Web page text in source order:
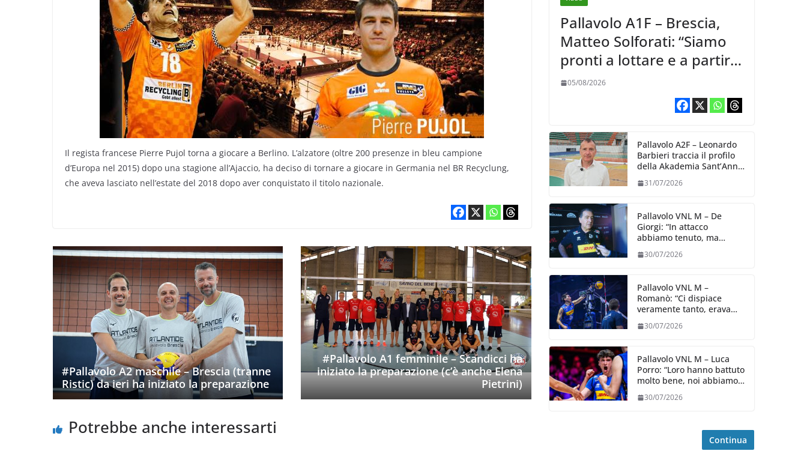
Il regista francese Pierre Pujol torna a giocare a Berlino. L’alzatore (oltre 200 presenze in bleu campione
d’Europa nel 2015) dopo una stagione all’Ajaccio, ha deciso di tornare a giocare in Germania nel BR Recyclung,
che aveva lasciato nell’estate del 2018 dopo aver conquistato il titolo nazionale.
#Pallavolo A2 maschile – Brescia (tranne
Ristic) da ieri ha iniziato la preparazione
#Pallavolo A1 femminile – Scandicci ha
iniziato la preparazione (c’è anche Elena
Pietrini)
Potrebbe anche interessarti
Pallavolo A1F – Brescia,
Matteo Solforati: “Siamo
pronti a lottare e a partire
carichi sin dal primo
05/08/2026
Pallavolo A2F – Leonardo
Barbieri traccia il profilo
della Akademia Sant’Anna
31/07/2026
Pallavolo VNL M – De
Giorgi: “In attacco
abbiamo tenuto, ma
dalla prestazione in
30/07/2026
Pallavolo VNL M –
Romanò: “Ci dispiace
veramente tanto, eravamo
impareremo”
30/07/2026
Pallavolo VNL M – Luca
Porro: “Loro hanno battuto
molto bene, noi abbiamo
spunto su cui lavorare e
30/07/2026
Continua